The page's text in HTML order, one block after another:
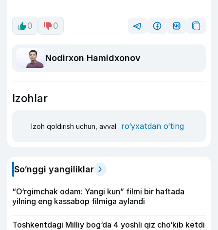
0 0
Nodirxon Hamidxonov
Izohlar
Izoh qoldirish uchun, avval ro‘yxatdan o‘ting
So‘nggi yangiliklar
“O‘rgimchak odam: Yangi kun” filmi bir haftada
yilning eng kassabop filmiga aylandi
Toshkentdagi Milliy bog‘da 4 yoshli qiz cho‘kib ketdi